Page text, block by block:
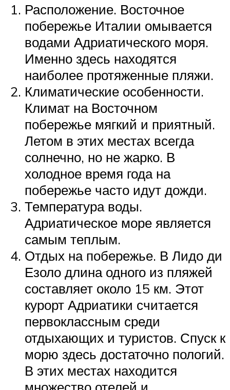
Расположение. Восточное
побережье Италии омывается
водами Адриатического моря.
Именно здесь находятся
наиболее протяженные пляжи.
Климатические особенности.
Климат на Восточном
побережье мягкий и приятный.
Летом в этих местах всегда
солнечно, но не жарко. В
холодное время года на
побережье часто идут дожди.
Температура воды.
Адриатическое море является
самым теплым.
Отдых на побережье. В Лидо ди
Езоло длина одного из пляжей
составляет около 15 км. Этот
курорт Адриатики считается
первоклассным среди
отдыхающих и туристов. Спуск к
морю здесь достаточно пологий.
В этих местах находится